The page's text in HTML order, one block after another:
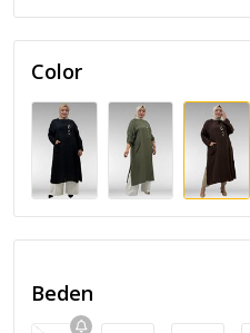
Color
Beden